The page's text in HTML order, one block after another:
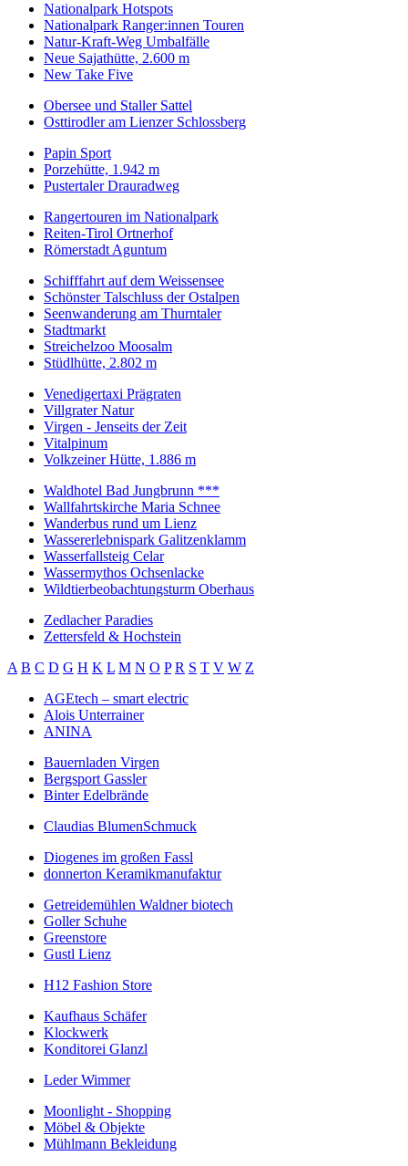
Nationalpark Hotspots
Nationalpark Ranger:innen Touren
Natur-Kraft-Weg Umbalfälle
Neue Sajathütte, 2.600 m
New Take Five
Obersee und Staller Sattel
Osttirodler am Lienzer Schlossberg
Papin Sport
Porzehütte, 1.942 m
Pustertaler Drauradweg
Rangertouren im Nationalpark
Reiten-Tirol Ortnerhof
Römerstadt Aguntum
Schifffahrt auf dem Weissensee
Schönster Talschluss der Ostalpen
Seenwanderung am Thurntaler
Stadtmarkt
Streichelzoo Moosalm
Stüdlhütte, 2.802 m
Venedigertaxi Prägraten
Villgrater Natur
Virgen - Jenseits der Zeit
Vitalpinum
Volkzeiner Hütte, 1.886 m
Waldhotel Bad Jungbrunn ***
Wallfahrtskirche Maria Schnee
Wanderbus rund um Lienz
Wassererlebnispark Galitzenklamm
Wasserfallsteig Celar
Wassermythos Ochsenlacke
Wildtierbeobachtungsturm Oberhaus
Zedlacher Paradies
Zettersfeld & Hochstein
A B C D G H K L M N O P R S T V W Z
AGEtech – smart electric
Alois Unterrainer
ANINA
Bauernladen Virgen
Bergsport Gassler
Binter Edelbrände
Claudias BlumenSchmuck
Diogenes im großen Fassl
donnerton Keramikmanufaktur
Getreidemühlen Waldner biotech
Goller Schuhe
Greenstore
Gustl Lienz
H12 Fashion Store
Kaufhaus Schäfer
Klockwerk
Konditorei Glanzl
Leder Wimmer
Moonlight - Shopping
Möbel & Objekte
Mühlmann Bekleidung